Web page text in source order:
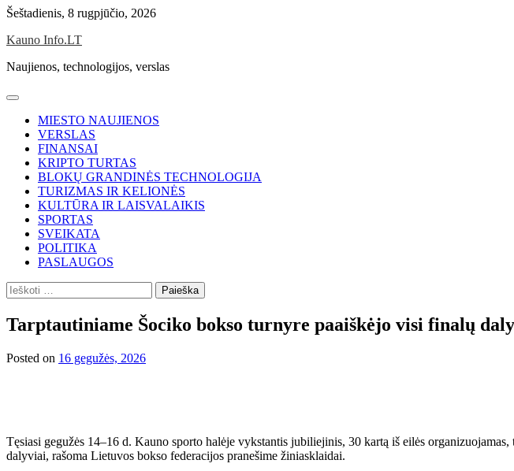
Skip
content
Šeštadienis, 8 rugpjūčio, 2026
Kauno Info.LT
Naujienos, technologijos, verslas
MIESTO NAUJIENOS
VERSLAS
FINANSAI
KRIPTO TURTAS
BLOKŲ GRANDINĖS TECHNOLOGIJA
TURIZMAS IR KELIONĖS
KULTŪRA IR LAISVALAIKIS
SPORTAS
SVEIKATA
POLITIKA
PASLAUGOS
Ieškoti:
Tarptautiniame Šociko bokso turnyre paaiškėjo visi finalų
Posted on 16 gegužės, 2026
Tęsiasi gegužės 14–16 d. Kauno sporto halėje vykstantis jubiliejinis, 30 kartą iš eilės
dalyviai, rašoma Lietuvos bokso federacijos pranešime žiniasklaidai.